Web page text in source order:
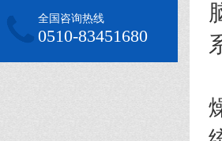
全国咨询热线
0510-83451680